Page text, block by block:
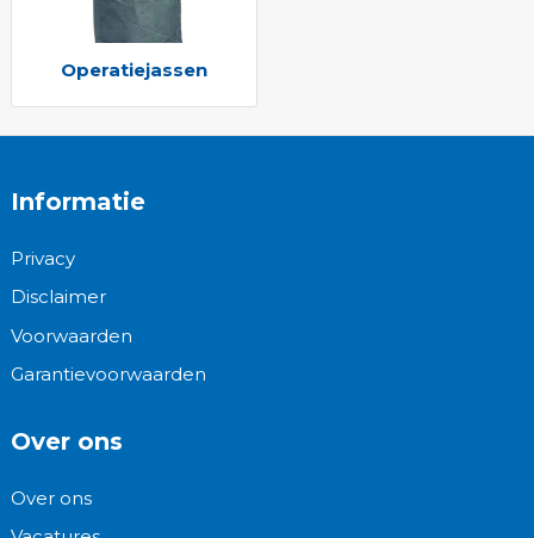
Operatiejassen
Informatie
Privacy
Disclaimer
Voorwaarden
Garantievoorwaarden
Over ons
Over ons